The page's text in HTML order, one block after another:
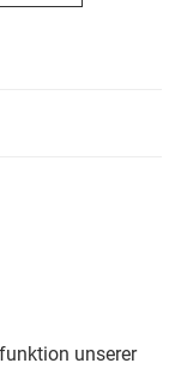
unserer